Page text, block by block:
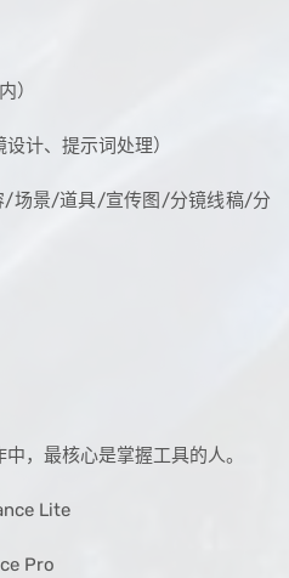
）
计、提示词处理）
/场景/道具/宣传图/分镜线稿/分
，最核心是掌握工具的人。
Lite
Pro